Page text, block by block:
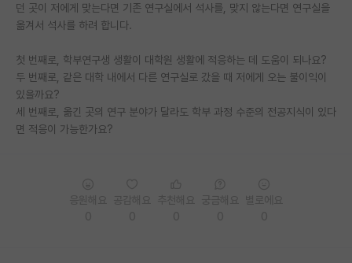
임용 후기 게시판
인문사회 계열 게시판
특수/전문대학원 게시판
던 곳이 저에게 맞는다면 기존 연구실에서 석사를, 맞지 않는다면 연구실을
옮겨서 석사를 하려 합니다.
첫 번째로, 학부연구생 생활이 대학원 생활에 적응하는 데 도움이 되나요?
두 번째로, 같은 대학 내에서 다른 연구실로 갔을 때 저에게 오는 불이익이
있을까요?
세 번째로, 옮긴 곳의 연구 분야가 달라도 학부 과정 수준의 전공지식이 있다
면 적응이 가능한가요?